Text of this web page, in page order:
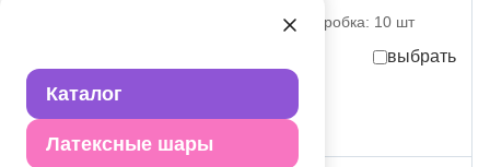
Каталог
Латексные шары
партия поставки: 1 шт коробка: 10 шт
выбрать
4 432,00руб.